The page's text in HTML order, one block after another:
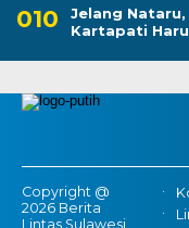
Jelang
Kartapati
Copyright @
2026 Berita
Lintas Sulawesi,